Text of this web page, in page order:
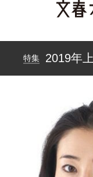
特集 2019年